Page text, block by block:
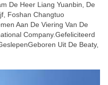
De Heer Liang Yuanbin, De
Foshan Changtuo
Aan De Viering Van De
Company.Gefeliciteerd
Uit De Beaty,